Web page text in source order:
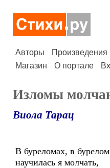
Авторы Произведения
Магазин
О портале
Изломы
Виола Тарац
В буреломах, в
научилась я молчать,